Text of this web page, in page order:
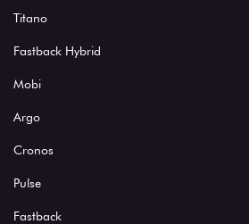
Titano
Fastback Hybrid
Mobi
Argo
Cronos
Pulse
Fastback